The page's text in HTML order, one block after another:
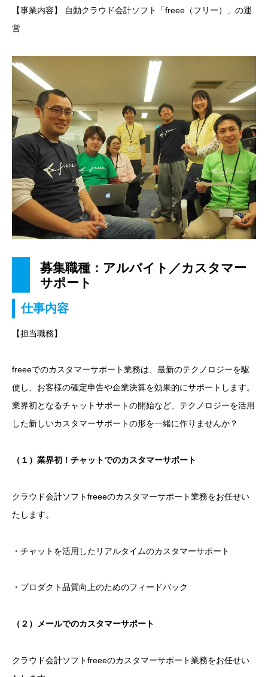
【事業内容】 自動クラウド会計ソフト「freee（フリー）」の運
営
募集職種：アルバイト／カスタマー
サポート
仕事内容
【担当職務】
freeeでのカスタマーサポート業務は、最新のテクノロジーを駆
使し、お客様の確定申告や企業決算を効果的にサポートします。
業界初となるチャットサポートの開始など、テクノロジーを活用
した新しいカスタマーサポートの形を一緒に作りませんか？
（１）業界初！チャットでのカスタマーサポート
クラウド会計ソフトfreeeのカスタマーサポート業務をお任せい
たします。
・チャットを活用したリアルタイムのカスタマーサポート
・プロダクト品質向上のためのフィードバック
（２）メールでのカスタマーサポート
クラウド会計ソフトfreeeのカスタマーサポート業務をお任せい